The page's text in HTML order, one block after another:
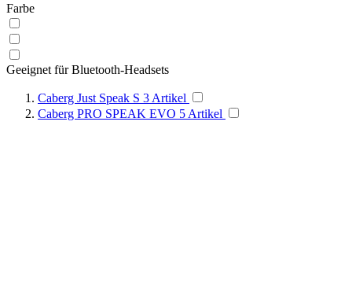
Farbe
Geeignet für Bluetooth-Headsets
Caberg Just Speak S 3 Artikel
Caberg PRO SPEAK EVO 5 Artikel